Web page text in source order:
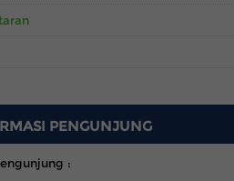
PENGUNJUNG
: